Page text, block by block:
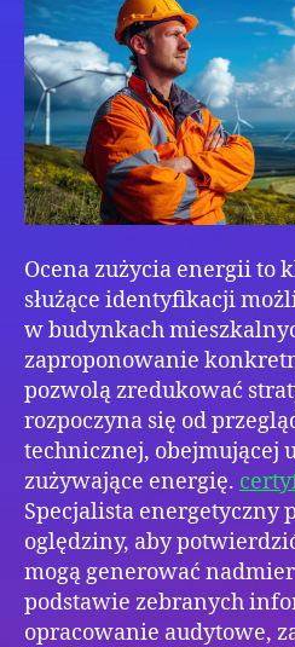
Ocena zużycia energii to
służące identyfikacji
w budynkach
zaproponowanie
pozwolą zredukować
rozpoczyna się od
technicznej, obejmującej
zużywające energię.
Specjalista energetyczny
oględziny, aby
mogą generować
podstawie zebranych
opracowanie audytowe,